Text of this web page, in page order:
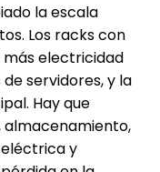
la escala
Los racks con
electricidad
servidores, y la
Hay que
almacenamiento,
y